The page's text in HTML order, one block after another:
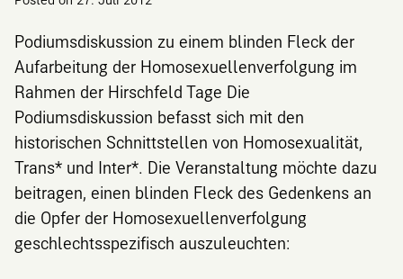
Podiumsdiskussion zu einem blinden Fleck der
Aufarbeitung der Homosexuellenverfolgung im
Rahmen der Hirschfeld Tage Die
Podiumsdiskussion befasst sich mit den
historischen Schnittstellen von Homosexualität,
Trans* und Inter*. Die Veranstaltung möchte dazu
beitragen, einen blinden Fleck des Gedenkens an
die Opfer der Homosexuellenverfolgung
geschlechtsspezifisch auszuleuchten: